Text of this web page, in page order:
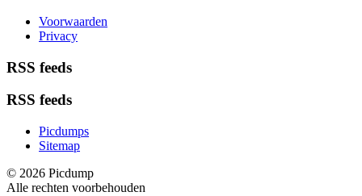
Voorwaarden
Privacy
RSS feeds
RSS feeds
Picdumps
Sitemap
© 2026 Picdump
Alle rechten voorbehouden